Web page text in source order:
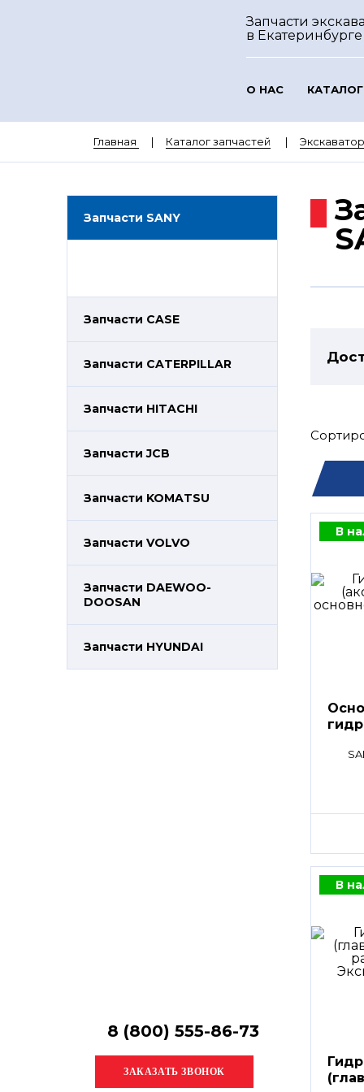
Запчасти
в Екатеринбурге
О НАС
Главная Каталог запчастей
Запчасти SANY
Запчасти CASE
Запчасти CATERPILLAR
Запчасти HITACHI
Запчасти JCB
Запчасти KOMATSU
Запчасти VOLVO
Запчасти DAEWOO-
DOOSAN
Запчасти HYUNDAI
8 (800) 555-86-73
В
В